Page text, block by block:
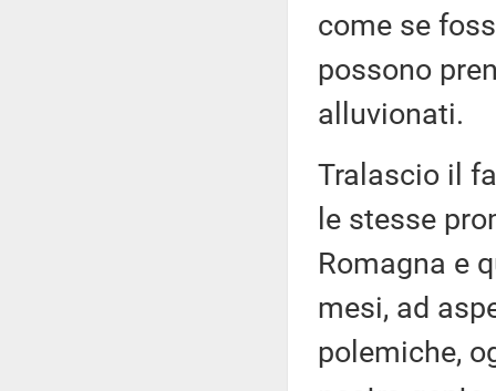
come se
possono
alluvionati.
Tralascio il
le stesse
Romagna e
mesi, ad
polemiche,